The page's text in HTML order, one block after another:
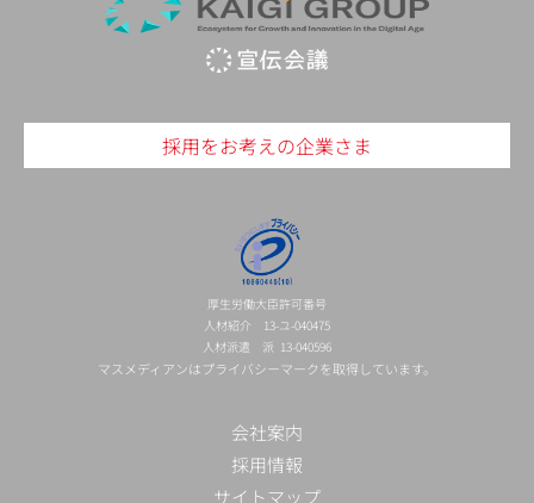
採用をお考えの企業さま
厚生労働大臣許可番号
人材紹介 13-ユ-040475
人材派遣 派 13-040596
マスメディアンはプライバシーマークを取得しています。
会社案内
採用情報
サイトマップ